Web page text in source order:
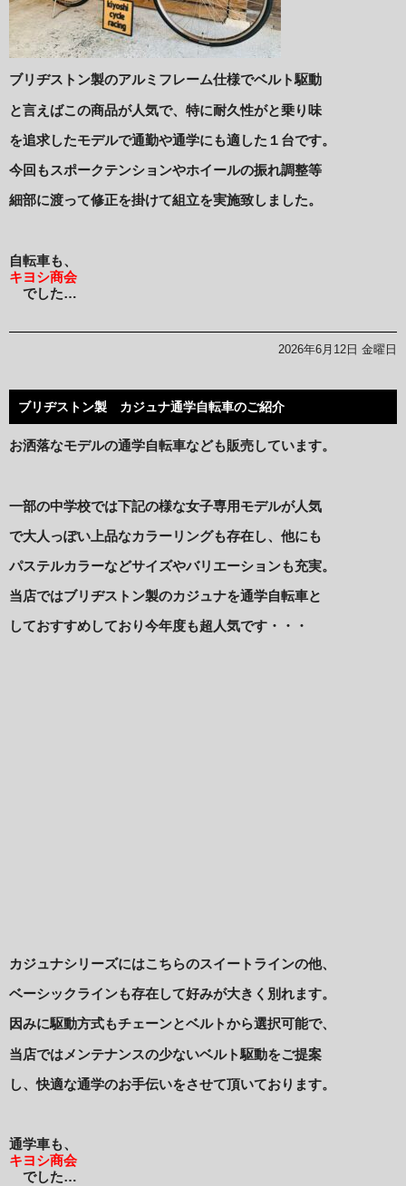
ブリヂストン製のアルミフレーム仕様でベルト駆動
と言えばこの商品が人気で、特に耐久性がと乗り味
を追求したモデルで通勤や通学にも適した１台です。
今回もスポークテンションやホイールの振れ調整等
細部に渡って修正を掛けて組立を実施致しました。
自転車も、
キヨシ商会
でした…
2026年6月12日 金曜日
ブリヂストン製 カジュナ通学自転車のご紹介
お洒落なモデルの通学自転車なども販売しています。
一部の中学校では下記の様な女子専用モデルが人気
で大人っぽい上品なカラーリングも存在し、他にも
パステルカラーなどサイズやバリエーションも充実。
当店ではブリヂストン製のカジュナを通学自転車と
しておすすめしており今年度も超人気です・・・
カジュナシリーズにはこちらのスイートラインの他、
ベーシックラインも存在して好みが大きく別れます。
因みに駆動方式もチェーンとベルトから選択可能で、
当店ではメンテナンスの少ないベルト駆動をご提案
し、快適な通学のお手伝いをさせて頂いております。
通学車も、
キヨシ商会
でした…